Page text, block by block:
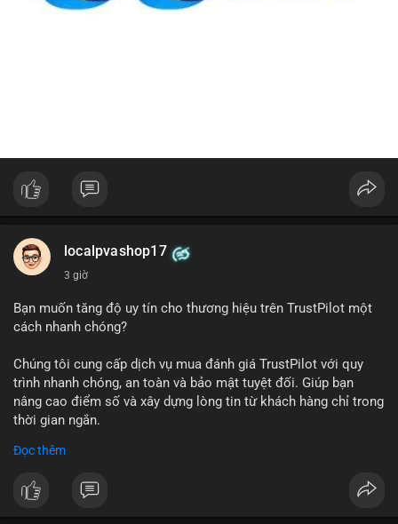
localpvashop17
3 giờ
Bạn muốn tăng độ uy tín cho thương hiệu trên TrustPilot một
cách nhanh chóng?
Chúng tôi cung cấp dịch vụ mua đánh giá TrustPilot với quy
trình nhanh chóng, an toàn và bảo mật tuyệt đối. Giúp bạn
nâng cao điểm số và xây dựng lòng tin từ khách hàng chỉ trong
thời gian ngắn.
Đặt hàng ngay hôm nay để nhận ưu đãi:
👉 Order tại: localpvashop
👉 Phản hồi 24/7
Đọc thêm